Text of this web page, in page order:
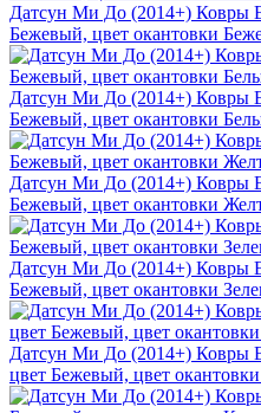
Датсун Ми До (2014+) Ковры
Бежевый, цвет окантовки
Датсун Ми До (2014+) Ковры
Бежевый, цвет окантовки
Датсун Ми До (2014+) Ковры
Бежевый, цвет окантовки
Датсун Ми До (2014+) Ковры
Бежевый, цвет окантовки
Датсун Ми До (2014+) Ковры
цвет Бежевый, цвет